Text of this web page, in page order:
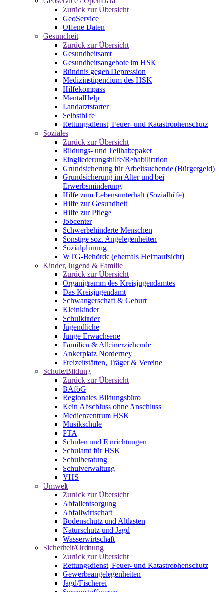
Zurück zur Übersicht
GeoService
Offene Daten
Gesundheit
Zurück zur Übersicht
Gesundheitsamt
Gesundheitsangebote im HSK
Bündnis gegen Depression
Medizinstipendium des HSK
Hilfekompass
MentalHelp
Landarztstarter
Selbsthilfe
Rettungsdienst, Feuer- und Katastrophenschutz
Soziales
Zurück zur Übersicht
Bildungs- und Teilhabepaket
Eingliederungshilfe/Rehabilitation
Grundsicherung für Arbeitsuchende (Bürgergeld)
Grundsicherung im Alter und bei
Erwerbsminderung
Hilfe zum Lebensunterhalt (Sozialhilfe)
Hilfe zur Gesundheit
Hilfe zur Pflege
Jobcenter
Schwerbehinderte Menschen
Sonstige soz. Angelegenheiten
Sozialplanung
WTG-Behörde (ehemals Heimaufsicht)
Kinder, Jugend & Familie
Zurück zur Übersicht
Organigramm des Kreisjugendamtes
Das Kreisjugendamt
Schwangerschaft & Geburt
Kleinkinder
Schulkinder
Jugendliche
Junge Erwachsene
Familien & Alleinerziehende
Ankerplatz Norderney
Freizeitstätten, Träger & Vereine
Schule/Bildung
Zurück zur Übersicht
BAföG
Regionales Bildungsbüro
Kein Abschluss ohne Anschluss
Medienzentrum HSK
Musikschule
PTA
Schulen und Einrichtungen
Schulamt für HSK
Schulberatung
Schulverwaltung
VHS
Umwelt
Zurück zur Übersicht
Abfallentsorgung
Abfallwirtschaft
Bodenschutz und Altlasten
Naturschutz und Jagd
Wasserwirtschaft
Sicherheit/Ordnung
Zurück zur Übersicht
Rettungsdienst, Feuer- und Katastrophenschutz
Gewerbeangelegenheiten
Jagd/Fischerei